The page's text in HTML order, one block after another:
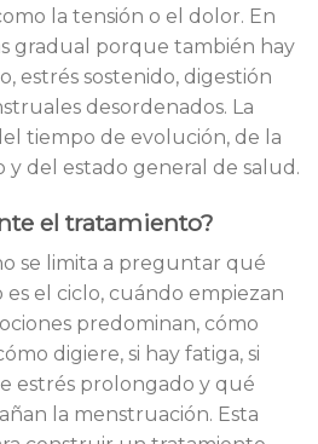
la tensión o el dolor. En
gradual porque también hay
estrés sostenido, digestión
desordenados. La
tiempo de evolución, de la
del estado general de salud.
el tratamiento?
se limita a preguntar qué
es el ciclo, cuándo empiezan
predominan, cómo
digiere, si hay fatiga, si
estrés prolongado y qué
la menstruación. Esta